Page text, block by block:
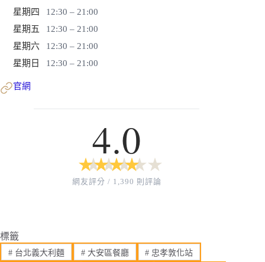
星期四
12:30 – 21:00
星期五
12:30 – 21:00
星期六
12:30 – 21:00
星期日
12:30 – 21:00
官網
4.0
★
★ ★
★ ★
★ ★
★ ★
★
網友評分 / 1,390 則評論
標籤
#台北義大利麵 #大安區餐廳 # 忠孝敦化站